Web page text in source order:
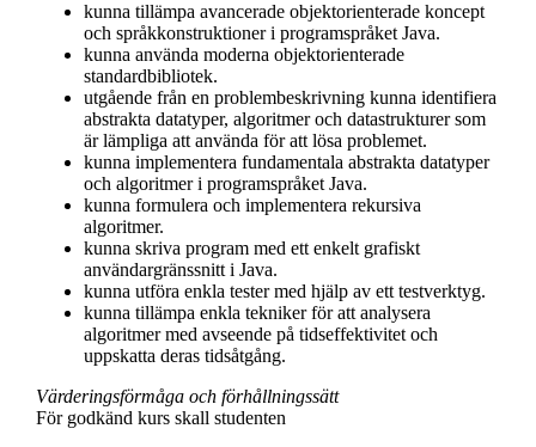
kunna tillämpa avancerade objektorienterade koncept
och språkkonstruktioner i programspråket Java.
kunna använda moderna objektorienterade
standardbibliotek.
utgående från en problembeskrivning kunna identifiera
abstrakta datatyper, algoritmer och datastrukturer som
är lämpliga att använda för att lösa problemet.
kunna implementera fundamentala abstrakta datatyper
och algoritmer i programspråket Java.
kunna formulera och implementera rekursiva
algoritmer.
kunna skriva program med ett enkelt grafiskt
användargränssnitt i Java.
kunna utföra enkla tester med hjälp av ett testverktyg.
kunna tillämpa enkla tekniker för att analysera
algoritmer med avseende på tidseffektivitet och
uppskatta deras tidsåtgång.
Värderingsförmåga och förhållningssätt
För godkänd kurs skall studenten